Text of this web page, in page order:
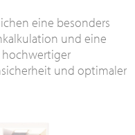
eine besonders
und eine
hochwertiger
und optimaler